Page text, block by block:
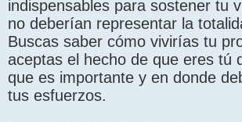
indispensables para sostener tu
no deberían representar la
Buscas saber cómo vivirías tu
aceptas el hecho de que eres tú
que es importante y en donde
tus esfuerzos.